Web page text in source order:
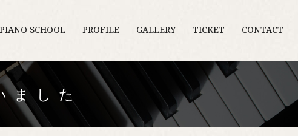
PIANO SCHOOL PROFILE GALLERY TICKET CONTACT
ました